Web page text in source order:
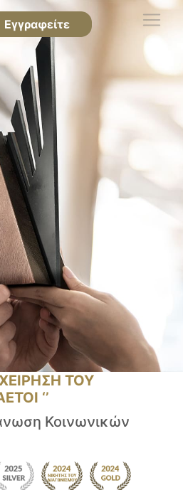
Εγγραφείτε
ΤΟΥ
‘’
Κοινωνικών